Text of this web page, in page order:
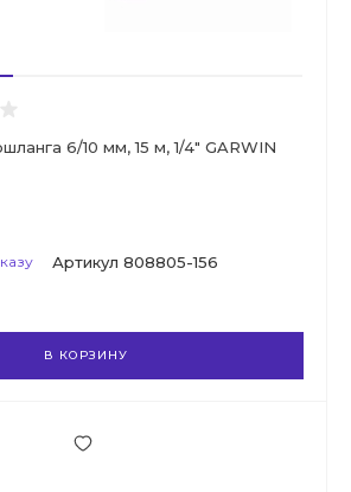
6/10 мм, 15 м, 1/4" GARWIN
Артикул 808805-156
В КОРЗИНУ